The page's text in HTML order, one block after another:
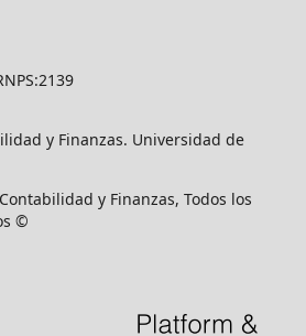
y Finanzas. Universidad de
y Finanzas, Todos los
©